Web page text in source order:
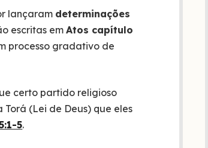
lançaram determinações
escritas emAtos capítulo
processo gradativo de
certo partido religioso
(Lei de Deus) que eles
5.